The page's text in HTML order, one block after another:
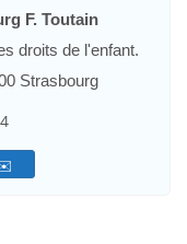
F. Toutain
droits de l'enfant.
Strasbourg